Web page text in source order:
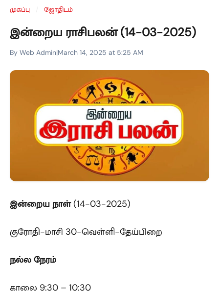
முகப்பு ஜோதிடம்
இன்றைய ராசிபலன் (14-03-2025)
By Web Admin|March 14, 2025 at 5:25 AM
இன்றைய நாள்(14-03-2025)
குரோதி-மாசி 30-வெள்ளி-தேய்பிறை
நல்ல நேரம்
காலை 9:30 – 10:30